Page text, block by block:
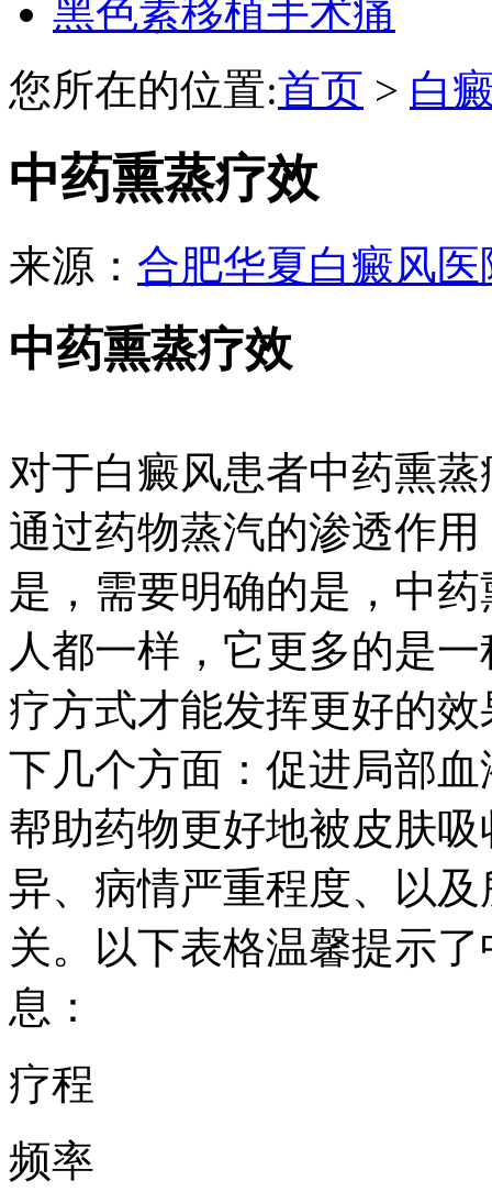
黑色素移植手术痛
您所在的位置:首页 > 白
中药熏蒸疗效
来源： 合肥华夏白癜风医
中药熏蒸疗效
对于白癜风患者中药熏
通过药物蒸汽的渗透作
是，需要明确的是，中
人都一样，它更多的是
疗方式才能发挥更好的
下几个方面：促进局部
帮助药物更好地被皮肤
异、病情严重程度、以
关。以下表格温馨提示
息：
疗程
频率